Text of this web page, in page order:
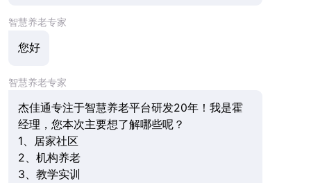
智慧养老专家
您好
智慧养老专家
杰佳通专注于智慧养老平台研发20年！我是霍
经理，您本次主要想了解哪些呢？
1、居家社区
2、机构养老
3、教学实训